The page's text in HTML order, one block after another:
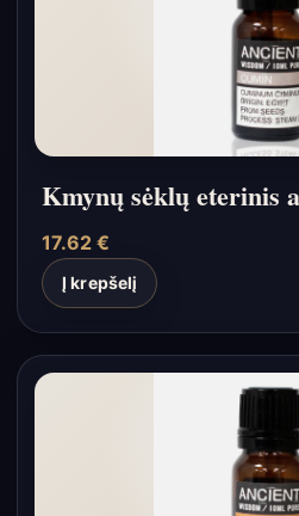
Kmynų sėklų eterinis
17.62 €
Į krepšelį